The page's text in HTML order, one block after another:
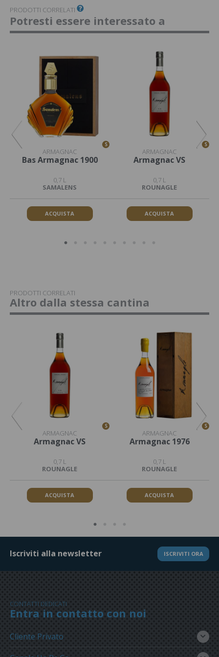
PRODOTTI CORRELATI
Potresti essere interessato a
S
ARMAGNAC
Bas Armagnac 1900
0,7 L
SAMALENS
ACQUISTA
S
ARMAGNAC
Armagnac VS
0,7 L
ROUNAGLE
ACQUISTA
PRODOTTI CORRELATI
Altro dalla stessa cantina
S
ARMAGNAC
Armagnac VS
0,7 L
ROUNAGLE
ACQUISTA
S
ARMAGNAC
Armagnac 1976
0,7 L
ROUNAGLE
ACQUISTA
Iscriviti alla newsletter ISCRIVITI ORA
CONTATTI DEDICATI
Entra in contatto con noi
Cliente Privato